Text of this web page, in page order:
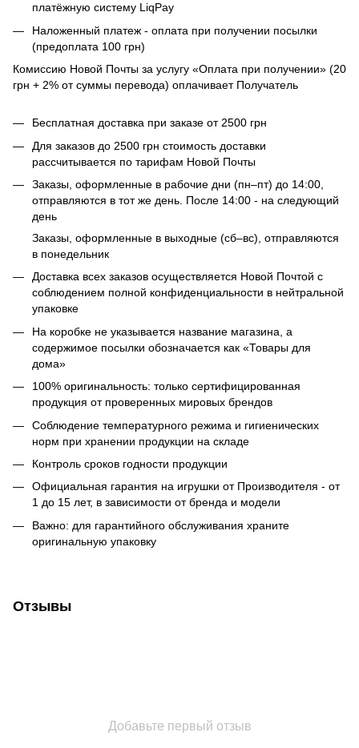
платёжную систему LiqPay
Наложенный платеж - оплата при получении посылки
(предоплата 100 грн)
Комиссию Новой Почты за услугу «Оплата при получении» (20
грн + 2% от суммы перевода) оплачивает Получатель
Бесплатная доставка при заказе от 2500 грн
Для заказов до 2500 грн стоимость доставки
рассчитывается по тарифам Новой Почты
Заказы, оформленные в рабочие дни (пн–пт) до 14:00,
отправляются в тот же день. После 14:00 - на следующий
день
Заказы, оформленные в выходные (сб–вс), отправляются
в понедельник
Доставка всех заказов осуществляется Новой Почтой с
соблюдением полной конфиденциальности в нейтральной
упаковке
На коробке не указывается название магазина, а
содержимое посылки обозначается как «Товары для
дома»
100% оригинальность: только сертифицированная
продукция от проверенных мировых брендов
Соблюдение температурного режима и гигиенических
норм при хранении продукции на складе
Контроль сроков годности продукции
Официальная гарантия на игрушки от Производителя - от
1 до 15 лет, в зависимости от бренда и модели
Важно: для гарантийного обслуживания храните
оригинальную упаковку
Отзывы
Добавьте первый отзыв